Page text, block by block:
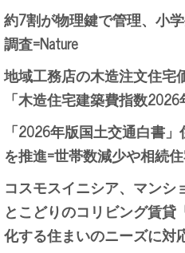
約7割が物理鍵で管理、小
調査=Nature
地域工務店の木造注文住宅
「木造住宅建築費指数
「2026年版国土交通白書
を推進=世帯数減少や相続
コスモスイニシア、マン
とこどりのコリビング賃貸
化する住まいのニーズに対